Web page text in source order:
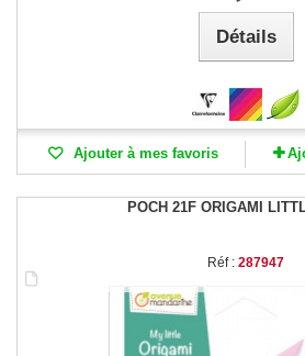
Détails
Ajouter à mes favoris
POCH 21F ORIGAMI
Réf : 287947